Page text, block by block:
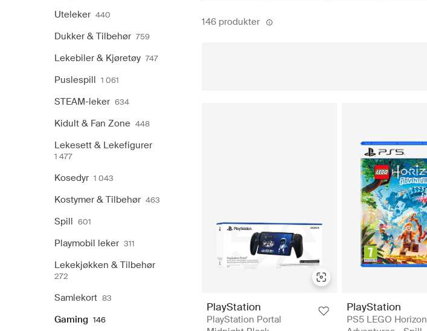
Uteleker 440
Dukker & Tilbehør 759
Lekebiler & Kjøretøy 747
Puslespill 1 061
STEAM-leker 634
Kidult & Fan Zone 448
Lekesett & Lekefigurer
1 477
Kosedyr 1 043
Kostymer & Tilbehør 463
Spill 601
Playmobil leker 311
Lekekjøkken & Tilbehør
272
Samlekort 83
Gaming 146
146 produkter
PlayStation
PlayStation Portal
PlayStation
PS5 LEGO Horizon